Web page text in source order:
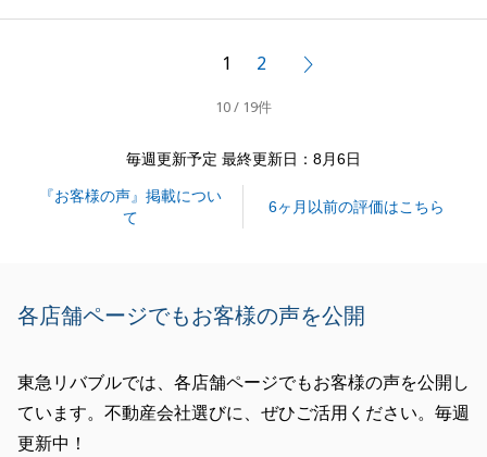
銀行関係なども積極的に動いていただき大変助かりま
って幸せな時間をお過ごしいただけるよう祈っており
また何かご縁がございましたらいつでもご連絡下さ
い。
1 2
10 / 19件
毎週更新予定 最終更新日：8月6日
『お客様の声』掲載につい
て
6ヶ月以前の評価はこちら
各店舗ページでもお客様の声を公開
東急リバブルでは、各店舗ページでもお客様の声を公開し
ています。不動産会社選びに、ぜひご活用ください。毎週
更新中！